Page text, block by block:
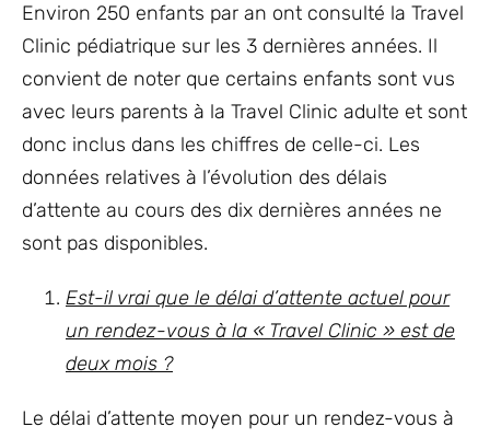
Environ 250 enfants par an ont consulté la Travel
Clinic pédiatrique sur les 3 dernières années. Il
convient de noter que certains enfants sont vus
avec leurs parents à la Travel Clinic adulte et sont
donc inclus dans les chiffres de celle-ci. Les
données relatives à l’évolution des délais
d’attente au cours des dix dernières années ne
sont pas disponibles.
Est-il vrai que le délai d’attente actuel pour
un rendez-vous à la « Travel Clinic » est de
deux mois ?
Le délai d’attente moyen pour un rendez-vous à